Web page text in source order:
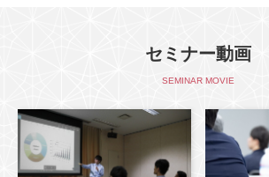
セミナー動画
SEMINAR MOVIE